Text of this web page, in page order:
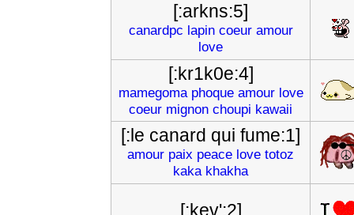
[:arkns:5]
canardpc lapin coeur amour
love
[:kr1k0e:4]
mamegoma phoque amour love
coeur mignon choupi kawaii
[:le canard qui fume:1]
amour paix peace love totoz
kaka khakha
[:kev':2]